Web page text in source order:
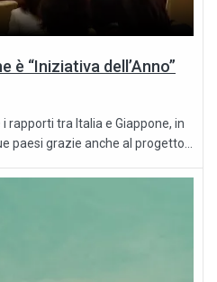
è “Iniziativa dell’Anno”
rapporti tra Italia e Giappone, in
paesi grazie anche al progetto...